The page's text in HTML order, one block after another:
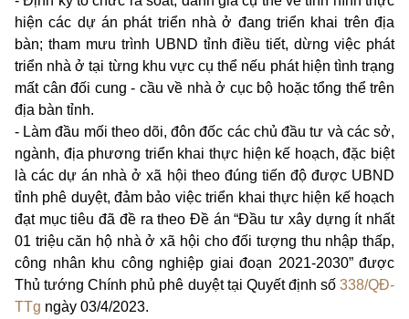
hiện các dự án phát triển nhà ở đang triển khai trên địa
bàn; tham mưu trình UBND tỉnh điều tiết, dừng việc phát
triển nhà ở tại từng khu vực cụ thể nếu phát hiện tình trạng
mất cân đối cung - cầu về nhà ở cục bộ hoặc tổng thể trên
địa bàn tỉnh.
- Làm đầu mối theo dõi, đôn đốc các chủ đầu tư và các sở,
ngành, địa phương triển khai thực hiện kế hoạch, đặc biệt
là các dự án nhà ở xã hội theo đúng tiến độ được UBND
tỉnh phê duyệt, đảm bảo việc triển khai thực hiện kế hoạch
đạt mục tiêu đã đề ra theo Đề án “Đầu tư xây dựng ít nhất
01 triệu căn hộ nhà ở xã hội cho đối tượng thu nhập thấp,
công nhân khu công nghiệp giai đoạn 2021-2030” được
Thủ tướng Chính phủ phê duyệt tại Quyết định số 338/QĐ-
TTg ngày 03/4/2023.